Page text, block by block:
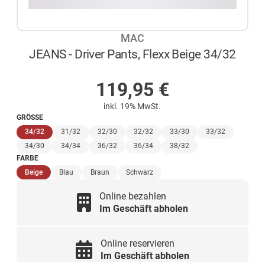
MAC
JEANS - Driver Pants, Flexx Beige 34/32
119,95 €
inkl. 19% MwSt.
GRÖSSE
34/32 (ausgewählt)
31/32 32/30 32/32 33/30
33/32
34/30
34/34 36/32 36/34
38/32
FARBE
Beige(ausgewählt)
Blau Braun Schwarz
Online bezahlen
Im Geschäft abholen
Online reservieren
Im Geschäft abholen